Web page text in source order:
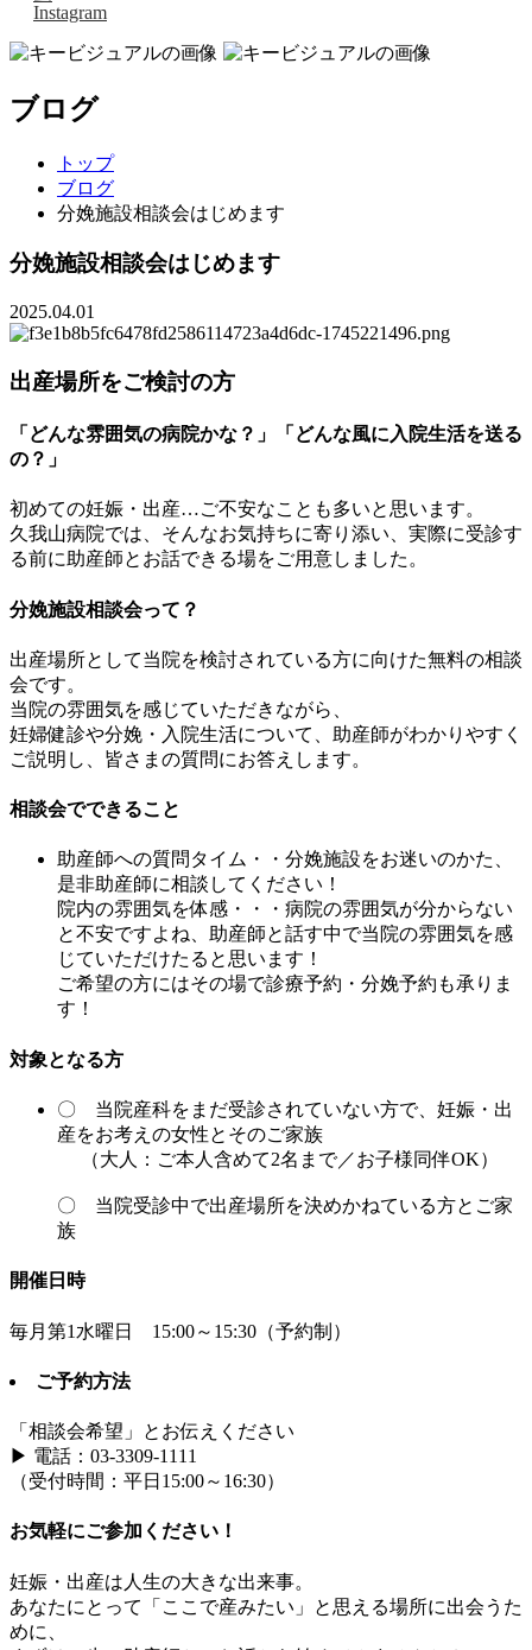
Instagram
ブログ
トップ
ブログ
分娩施設相談会はじめます
分娩施設相談会はじめます
2025.04.01
出産場所をご検討の方
「どんな雰囲気の病院かな？」「どんな風に入院生活を送る
の？」
初めての妊娠・出産…ご不安なことも多いと思います。
久我山病院では、そんなお気持ちに寄り添い、実際に受診す
る前に助産師とお話できる場をご用意しました。
分娩施設相談会って？
出産場所として当院を検討されている方に向けた無料の相談
会です。
当院の雰囲気を感じていただきながら、
妊婦健診や分娩・入院生活について、助産師がわかりやすく
ご説明し、皆さまの質問にお答えします。
相談会でできること
助産師への質問タイム・・分娩施設をお迷いのかた、
是非助産師に相談してください！
院内の雰囲気を体感・・・病院の雰囲気が分からない
と不安ですよね、助産師と話す中で当院の雰囲気を感
じていただけたると思います！
ご希望の方にはその場で診療予約・分娩予約も承りま
す！
対象となる方
〇 当院産科をまだ受診されていない方で、妊娠・出
産をお考えの女性とそのご家族
（大人：ご本人含めて2名まで／お子様同伴OK）
〇 当院受診中で出産場所を決めかねている方とご家
族
開催日時
毎月第1水曜日 15:00～15:30（予約制）
ご予約方法
「相談会希望」とお伝えください
▶ 電話：03-3309-1111
（受付時間：平日15:00～16:30）
お気軽にご参加ください！
妊娠・出産は人生の大きな出来事。
あなたにとって「ここで産みたい」と思える場所に出会うた
めに、